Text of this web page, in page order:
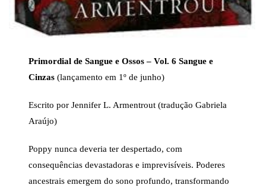
Primordial de Sangue e Ossos – Vol. 6 Sangue e
Cinzas (lançamento em 1º de junho)
Escrito por Jennifer L. Armentrout (tradução Gabriela
Araújo)
Poppy nunca deveria ter despertado, com
consequências devastadoras e imprevisíveis. Poderes
ancestrais emergem do sono profundo, transformando